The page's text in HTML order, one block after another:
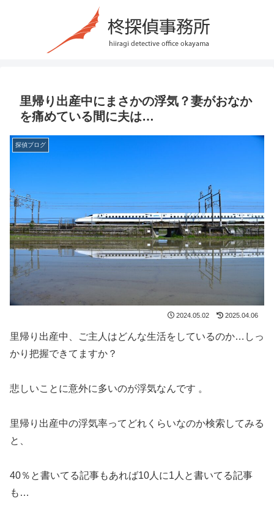
里帰り出産中にまさかの浮気？妻がおなか
を痛めている間に夫は…
探偵ブログ
2024.05.02 2025.04.06
里帰り出産中、ご主人はどんな生活をしているのか…しっ
かり把握できてますか？
悲しいことに意外に多いのが浮気なんです 。
里帰り出産中の浮気率ってどれくらいなのか検索してみる
と、
40％と書いてる記事もあれば10人に1人と書いてる記事
も…